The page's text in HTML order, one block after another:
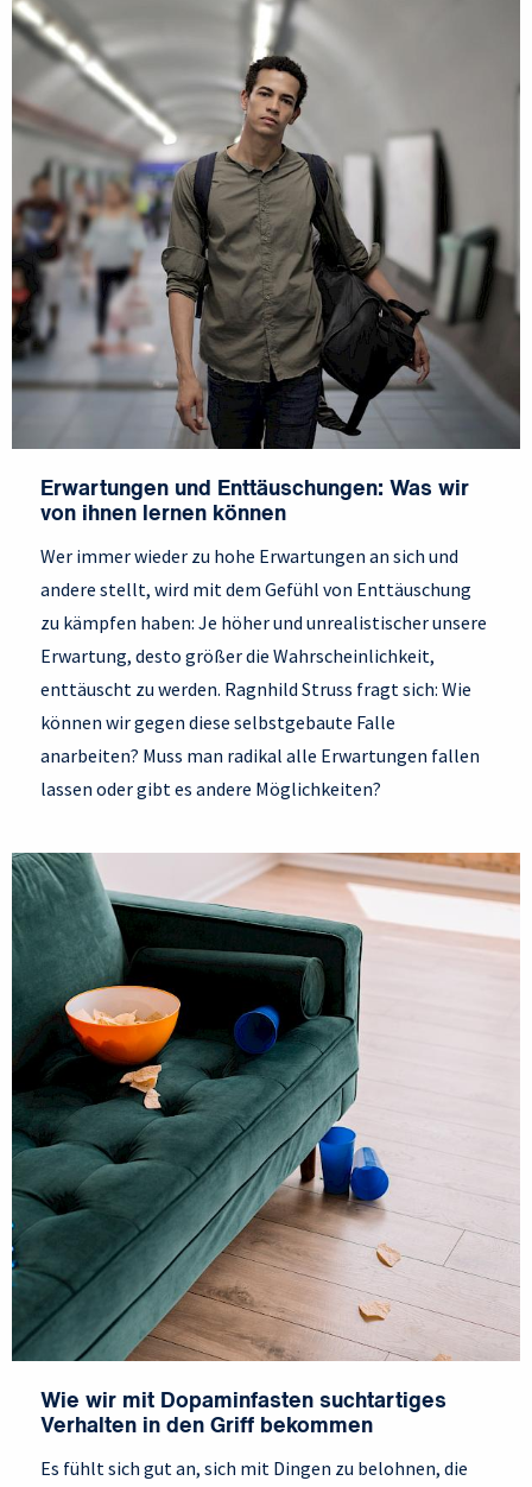
Erwartungen und Enttäuschungen: Was wir
von ihnen lernen können
Wer immer wieder zu hohe Erwartungen an sich und
andere stellt, wird mit dem Gefühl von Enttäuschung
zu kämpfen haben: Je höher und unrealistischer unsere
Erwartung, desto größer die Wahrscheinlichkeit,
enttäuscht zu werden. Ragnhild Struss fragt sich: Wie
können wir gegen diese selbstgebaute Falle
anarbeiten? Muss man radikal alle Erwartungen fallen
lassen oder gibt es andere Möglichkeiten?
Wie wir mit Dopaminfasten suchtartiges
Verhalten in den Griff bekommen
Es fühlt sich gut an, sich mit Dingen zu belohnen, die